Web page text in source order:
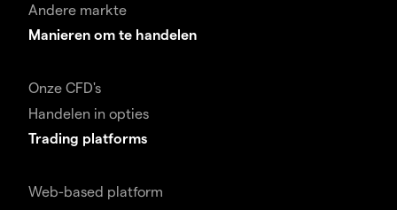
Andere markte
Manieren om te handelen
Onze CFD's
Handelen in opties
Trading platforms
Web-based platform